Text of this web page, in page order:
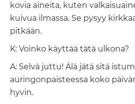
kovia aineita, kuten
kuivua ilmassa. Se pysyy
pitkään.
K: Voinko käyttää tätä ulkona?
A: Selvä juttu! Älä jätä sitä
auringonpaisteessa koko
hyvin.